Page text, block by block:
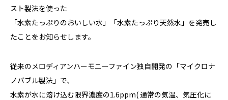
スト製法を使った
「水素たっぷりのおいしい水」「水素たっぷり天然水」を発売し
たことをお知らせします。
従来のメロディアンハーモニーファイン独自開発の「マイクロナ
ノバブル製法」で、
水素が水に溶け込む限界濃度の1.6ppm( 通常の気温、気圧化に